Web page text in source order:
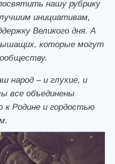
нашу рубрику
инициативам,
Великого дня. А
которые могут
народ – и глухие, и
все объединены
Родине и гордостью